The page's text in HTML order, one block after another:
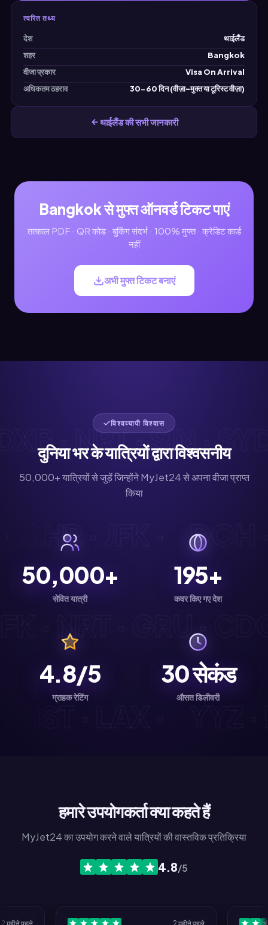
त्वरित तथ्य
देश
थाईलैंड
शहर
Bangkok
वीजा प्रकार
Visa On Arrival
अधिकतम ठहराव
30-60 दिन (वीज़ा-मुक्त या टूरिस्ट वीज़ा)
थाईलैंड की सभी जानकारी
Bangkok से मुफ्त ऑनवर्ड टिकट पाएं
तत्काल PDF · QR कोड · बुकिंग संदर्भ · 100% मुफ्त · क्रेडिट कार्ड
नहीं
अभी मुफ्त टिकट बनाएं
· NRT · SIN · SYD
· LHR · JFK ·
NRT · GRU · CDG
विश्वव्यापी विश्वास
दुनिया भर के यात्रियों द्वारा विश्वसनीय
50,000+ यात्रियों से जुड़ें जिन्होंने MyJet24 से अपना वीजा प्राप्त
किया
50,000+
सेवित यात्री
195+
कवर किए गए देश
4.8/5
ग्राहक रेटिंग
30सेकंड
औसत डिलीवरी
हमारे उपयोगकर्ता क्या कहते हैं
MyJet24 का उपयोग करने वाले यात्रियों की वास्तविक प्रतिक्रिया
4.8/5